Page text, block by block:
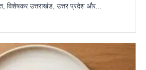
विशेषकर उत्तराखंड, उत्तर प्रदेश और...